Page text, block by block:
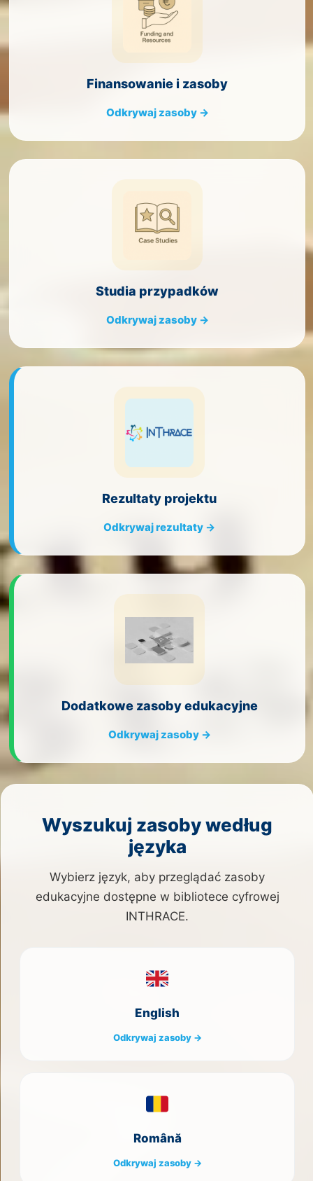
Finansowanie i zasoby
Odkrywaj zasoby →
Studia przypadków
Odkrywaj zasoby →
Rezultaty projektu
Odkrywaj rezultaty →
Dodatkowe zasoby edukacyjne
Odkrywaj zasoby →
Wyszukuj zasoby według
języka
Wybierz język, aby przeglądać zasoby
edukacyjne dostępne w bibliotece cyfrowej
INTHRACE.
English
Odkrywaj zasoby →
Română
Odkrywaj zasoby →